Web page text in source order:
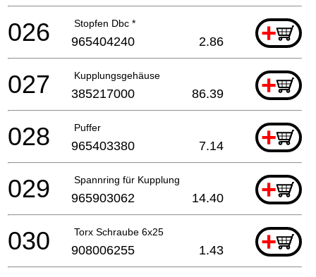
Stopfen Dbc * +
026 965404240 2.86
Kupplungsgehäuse +
027 385217000 86.39
Puffer +
028 965403380 7.14
Spannring für Kupplung +
029 965903062 14.40
Torx Schraube 6x25 +
030 908006255 1.43